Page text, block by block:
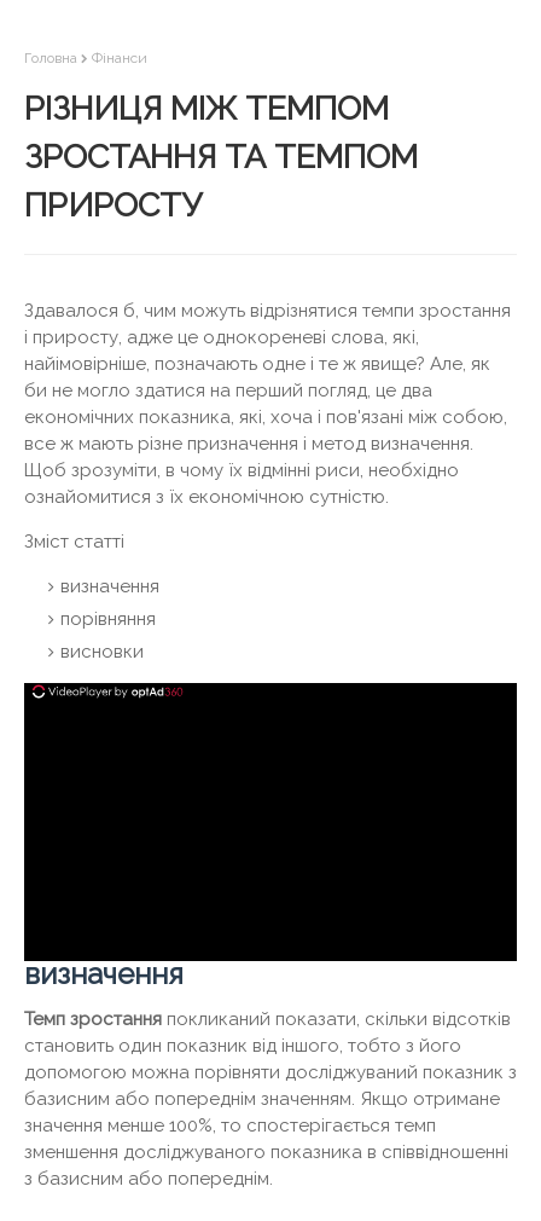
Головна Фінанси
РІЗНИЦЯ МІЖ ТЕМПОМ
ЗРОСТАННЯ ТА ТЕМПОМ
ПРИРОСТУ
Здавалося б, чим можуть відрізнятися темпи зростання
і приросту, адже це однокореневі слова, які,
найімовірніше, позначають одне і те ж явище? Але, як
би не могло здатися на перший погляд, це два
економічних показника, які, хоча і пов'язані між собою,
все ж мають різне призначення і метод визначення.
Щоб зрозуміти, в чому їх відмінні риси, необхідно
ознайомитися з їх економічною сутністю.
Зміст статті
визначення
порівняння
висновки
визначення
Темп зростання покликаний показати, скільки відсотків
становить один показник від іншого, тобто з його
допомогою можна порівняти досліджуваний показник з
базисним або попереднім значенням. Якщо отримане
значення менше 100%, то спостерігається темп
зменшення досліджуваного показника в співвідношенні
з базисним або попереднім.